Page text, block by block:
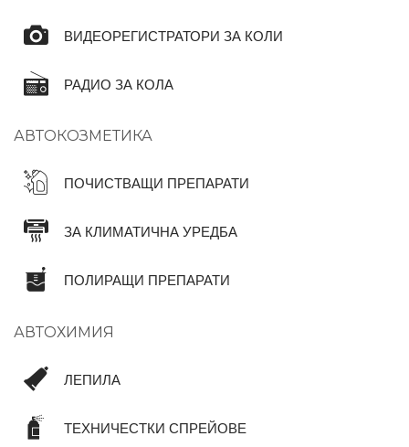
ВИДЕОРЕГИСТРАТОРИ ЗА КОЛИ
РАДИО ЗА КОЛА
АВТОКОЗМЕТИКА
ПОЧИСТВАЩИ ПРЕПАРАТИ
ЗА КЛИМАТИЧНА УРЕДБА
ПОЛИРАЩИ ПРЕПАРАТИ
АВТОХИМИЯ
ЛЕПИЛА
ТЕХНИЧЕСТКИ СПРЕЙОВЕ